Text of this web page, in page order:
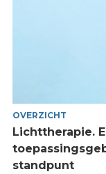
OVERZICHT
Lichttherapie.
standpunt